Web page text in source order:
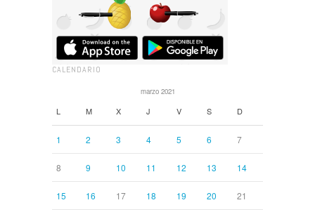
CALENDARIO
marzo 2021
L M X J V S D
1 2 3 4 5 6 7
8 9 10 11 12 13 14
15 16 17 18 19 20 21